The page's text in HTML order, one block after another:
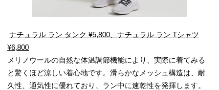
ナチュラル ラン タンク ¥5,800、ナチュラル ラン Tシャツ
¥6,800
メリノウールの自然な体温調節機能により、実際に着てみる
と驚くほど涼しい着心地です。滑らかなメッシュ構造は、耐
久性、通気性に優れており、ラン中に速乾性を発揮します。